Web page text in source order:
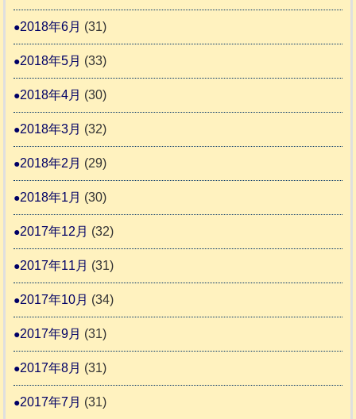
2018年6月 (31)
2018年5月 (33)
2018年4月 (30)
2018年3月 (32)
2018年2月 (29)
2018年1月 (30)
2017年12月 (32)
2017年11月 (31)
2017年10月 (34)
2017年9月 (31)
2017年8月 (31)
2017年7月 (31)